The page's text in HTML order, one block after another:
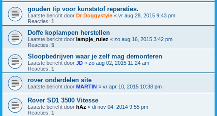
gouden tip voor kunststof reparaties.
Laatste bericht door Dr Doggystyle « vr aug 28, 2015 9:43 pm
Reacties: 1
Doffe koplampen herstellen
Laatste bericht door lampje_rulez « zo aug 16, 2015 3:42 pm
Reacties: 5
Sloopbedrijven waar je zelf mag demonteren
Laatste bericht door JD « zo aug 02, 2015 11:24 am
Reacties: 1
rover onderdelen site
Laatste bericht door MARTIN « vr apr 10, 2015 10:38 pm
Rover SD1 3500 Vitesse
Laatste bericht door hAz « di nov 04, 2014 9:55 pm
Reacties: 1